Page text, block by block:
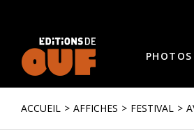
PHOTOS
Vous êtes ici :
ACCUEIL AFFICHES FESTIVAL